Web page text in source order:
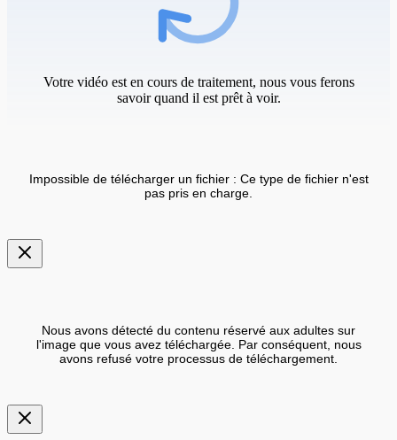
Votre vidéo est en cours de traitement, nous vous ferons
savoir quand il est prêt à voir.
Impossible de télécharger un fichier : Ce type de fichier n'est
pas pris en charge.
Nous avons détecté du contenu réservé aux adultes sur
l'image que vous avez téléchargée. Par conséquent, nous
avons refusé votre processus de téléchargement.